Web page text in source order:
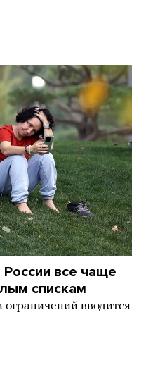
все чаще
спискам
вводится